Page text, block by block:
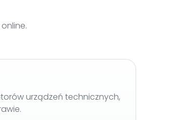
urządzeń technicznych,